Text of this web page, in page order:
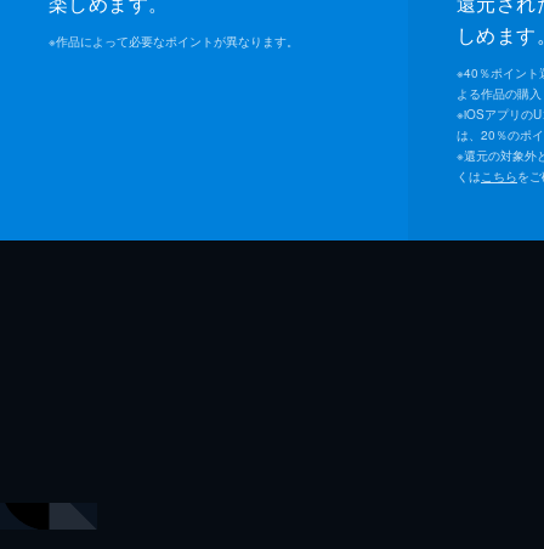
※作品によって必要なポイントが異なります。
しめます
※40％ポイント
よる作品の購
※iOSアプリの
は、20％のポ
※還元の対象外
くは こちらを